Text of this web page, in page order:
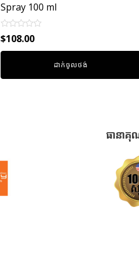
Spray 100 ml
Rated
0
out
$108.00
ដាក់ចូលថង់
ធានាគុ